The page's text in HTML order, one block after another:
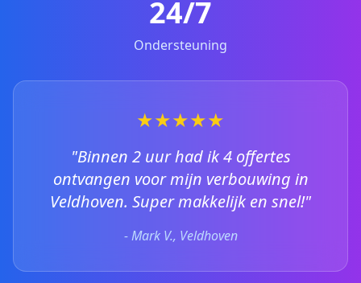
24/7
Ondersteuning
★★★★★
"Binnen 2 uur had ik 4 offertes
ontvangen voor mijn verbouwing in
Veldhoven. Super makkelijk en snel!"
- Mark V., Veldhoven